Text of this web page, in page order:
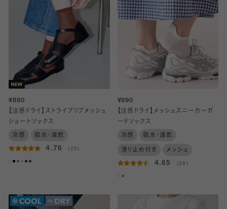
¥880
【涼感ドライ】ストライプリブメッシュ
ショートソックス
冷感 吸水・速乾
4.76 （25）
¥990
【涼感ドライ】メッシュスニーカーガ
ードソックス
冷感 吸水・速乾
滑り止め付き メッシュ
4.65 （26）